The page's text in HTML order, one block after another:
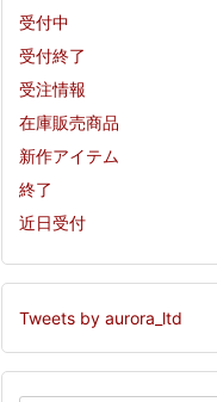
受付中
受付終了
受注情報
在庫販売商品
新作アイテム
終了
近日受付
Tweets by aurora_ltd